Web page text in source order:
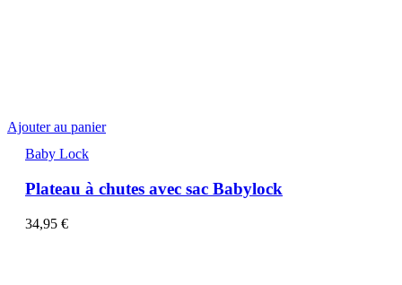
Ajouter au panier
Baby Lock
Plateau à chutes avec sac Babylock
34,95 €